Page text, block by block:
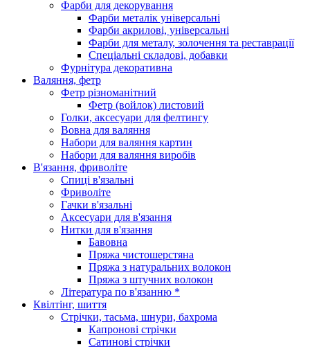
Фарби для декорування
Фарби металік універсальні
Фарби акрилові, універсальні
Фарби для металу, золочення та реставрації
Спеціальні складові, добавки
Фурнітура декоративна
Валяння, фетр
Фетр різноманітний
Фетр (войлок) листовий
Голки, аксесуари для фелтингу
Вовна для валяння
Набори для валяння картин
Набори для валяння виробів
В'язання, фриволіте
Спиці в'язальні
Фриволіте
Гачки в'язальні
Аксесуари для в'язання
Нитки для в'язання
Бавовна
Пряжа чистошерстяна
Пряжа з натуральних волокон
Пряжа з штучних волокон
Література по в'язанню *
Квілтінг, шиття
Стрічки, тасьма, шнури, бахрома
Капронові стрічки
Сатинові стрічки